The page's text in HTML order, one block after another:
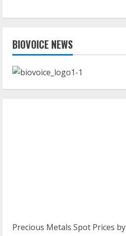
BIOVOICE NEWS
Precious Metals Spot Prices by